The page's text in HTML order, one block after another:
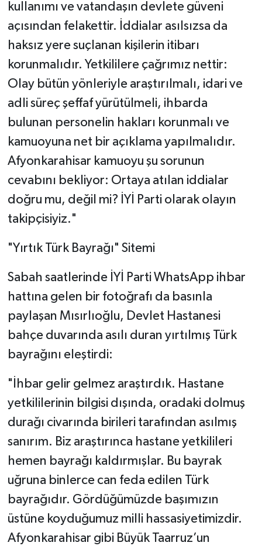
kullanımı ve vatandaşın devlete güveni
açısından felakettir. İddialar asılsızsa da
haksız yere suçlanan kişilerin itibarı
korunmalıdır. Yetkililere çağrımız nettir:
Olay bütün yönleriyle araştırılmalı, idari ve
adli süreç şeffaf yürütülmeli, ihbarda
bulunan personelin hakları korunmalı ve
kamuoyuna net bir açıklama yapılmalıdır.
Afyonkarahisar kamuoyu şu sorunun
cevabını bekliyor: Ortaya atılan iddialar
doğru mu, değil mi? İYİ Parti olarak olayın
takipçisiyiz."
​"Yırtık Türk Bayrağı" Sitemi
​Sabah saatlerinde İYİ Parti WhatsApp ihbar
hattına gelen bir fotoğrafı da basınla
paylaşan Mısırlıoğlu, Devlet Hastanesi
bahçe duvarında asılı duran yırtılmış Türk
bayrağını eleştirdi:
"İhbar gelir gelmez araştırdık. Hastane
yetkililerinin bilgisi dışında, oradaki dolmuş
durağı civarında birileri tarafından asılmış
sanırım. Biz araştırınca hastane yetkilileri
hemen bayrağı kaldırmışlar. Bu bayrak
uğruna binlerce can feda edilen Türk
bayrağıdır. Gördüğümüzde başımızın
üstüne koyduğumuz milli hassasiyetimizdir.
Afyonkarahisar gibi Büyük Taarruz’un